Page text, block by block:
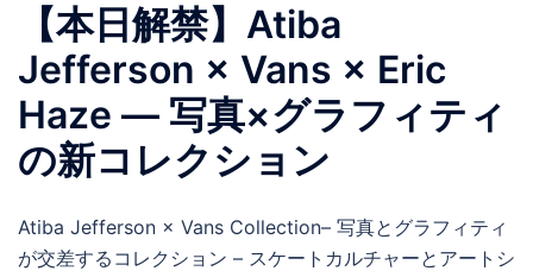
【本日解禁】Atiba
Jefferson × Vans × Eric
Haze ― 写真×グラフィティ
の新コレクション
Atiba Jefferson × Vans Collection– 写真とグラフィティ
が交差するコレクション – スケートカルチャーとアートシ